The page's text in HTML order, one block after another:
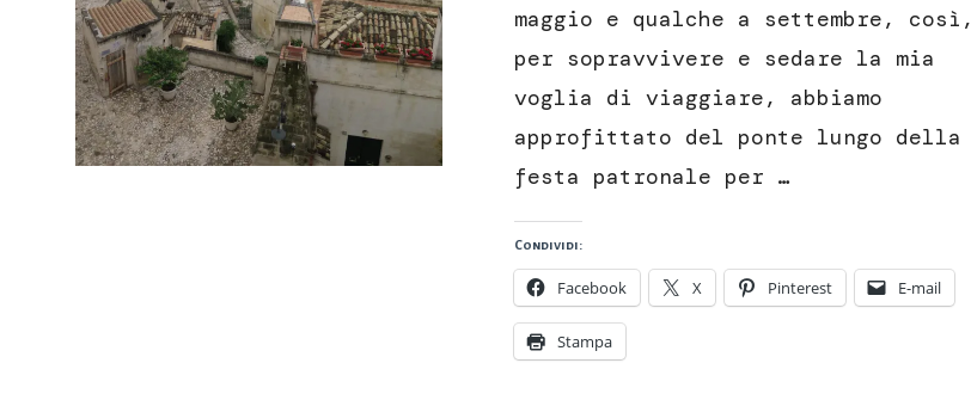
maggio e qualche a settembre, così,
per sopravvivere e sedare la mia
voglia di viaggiare, abbiamo
approfittato del ponte lungo della
festa patronale per …
Condividi:
Facebook X Pinterest E-mail
Stampa